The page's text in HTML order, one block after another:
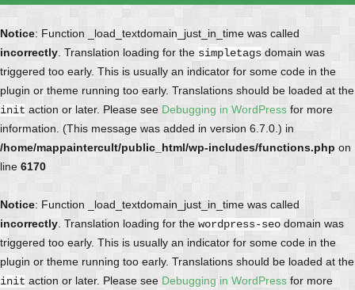
Notice: Function _load_textdomain_just_in_time was called
incorrectly . Translation loading for the simpletags domain was
triggered too early. This is usually an indicator for some code in the
plugin or theme running too early. Translations should be loaded at the
init action or later. Please see Debugging in WordPress for more
information. (This message was added in version 6.7.0.) in
/home/mappaintercult/public_html/wp-includes/functions.php on
line 6170
Notice: Function _load_textdomain_just_in_time was called
incorrectly . Translation loading for the wordpress-seo domain was
triggered too early. This is usually an indicator for some code in the
plugin or theme running too early. Translations should be loaded at the
init action or later. Please see Debugging in WordPress for more